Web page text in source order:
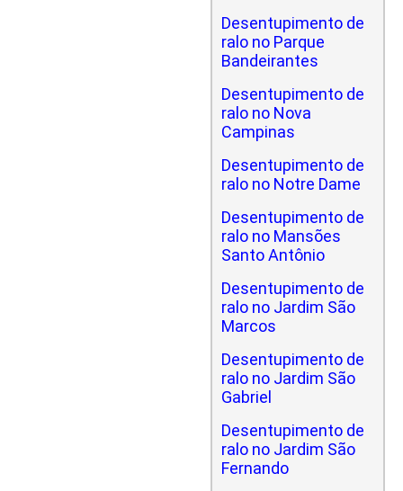
Desentupimento de
ralo no Parque
Bandeirantes
Desentupimento de
ralo no Nova
Campinas
Desentupimento de
ralo no Notre Dame
Desentupimento de
ralo no Mansões
Santo Antônio
Desentupimento de
ralo no Jardim São
Marcos
Desentupimento de
ralo no Jardim São
Gabriel
Desentupimento de
ralo no Jardim São
Fernando